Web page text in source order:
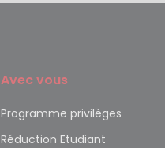
Avec vous
Programme privilèges
Réduction Etudiant